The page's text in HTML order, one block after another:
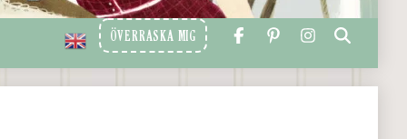
ÖVERRASKA MIG